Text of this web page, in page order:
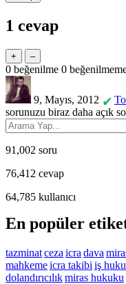
1 cevap
0 beğenilme 0
9, Mayıs, 2012 ✔
sorunuzu biraz daha açık
91,002 soru
76,412 cevap
64,785 kullanıcı
En popüler
tazminatceza icra dava
mahkemeicra takibi iş
dolandırıcılıkmiras hukuku